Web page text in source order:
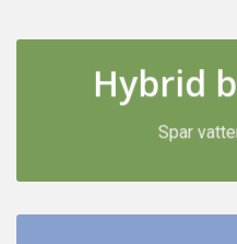
Hybrid
Spar